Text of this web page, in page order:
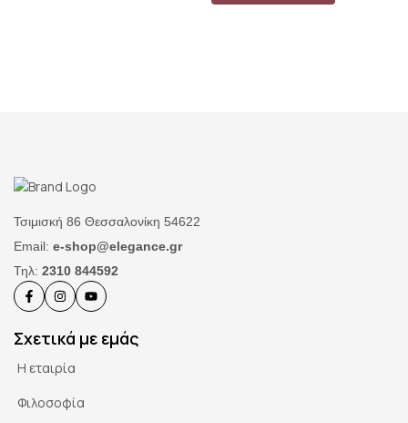
Τσιμισκή 86 Θεσσαλονίκη 54622
Email: e-shop@elegance.gr
Τηλ: 2310 844592
Σχετικά με εμάς
Η εταιρία
Φιλοσοφία